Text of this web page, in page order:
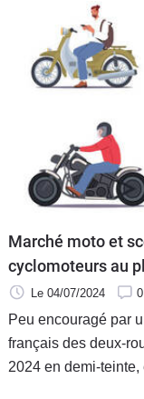
Marché moto et
cyclomoteurs au
Le 04/07/2024 0
Peu encouragé par
français des deux-
2024 en demi-